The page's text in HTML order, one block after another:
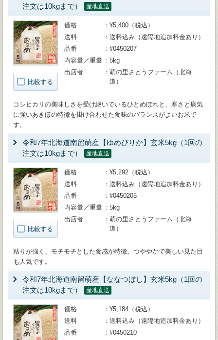
注文は10kgまで）
産地直送
比較する
価格
¥5,400（税込）
送料
送料込み（遠隔地追加料金あり）
品番
#0450207
内容量／重量
5kg
出店者
萌の里さとうファーム（北海
道）
コシヒカリの美味しさを受け継いでいるひとめぼれと、寒さと病気
に強いあきほの特徴を掛け合わせた食味のバランスがよいお米で
す。
令和7年北海道南留萌産【ゆめぴりか】玄米5kg（1回の
注文は10kgまで）
産地直送
比較する
価格
¥5,292（税込）
送料
送料込み（遠隔地追加料金あり）
品番
#0450205
内容量／重量
5kg
出店者
萌の里さとうファーム（北海
道）
粘りが強く、モチモチとした食感が特徴。つややかで美しい見た目
も人気です。
令和7年北海道南留萌産【ななつぼし】玄米5kg（1回の
注文は10kgまで）
産地直送
価格
¥5,184（税込）
送料
送料込み（遠隔地追加料金あり）
品番
#0450210